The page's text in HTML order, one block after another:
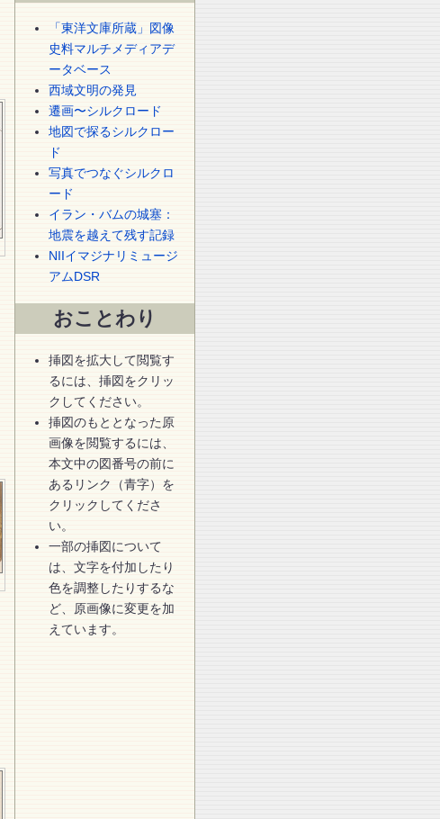
「東洋文庫所蔵」図像
史料マルチメディアデ
ータベース
西域文明の発見
遷画〜シルクロード
地図で探るシルクロー
ド
写真でつなぐシルクロ
ード
イラン・バムの城塞：
地震を越えて残す記録
NIIイマジナリミュージ
アムDSR
おことわり
挿図を拡大して閲覧す
るには、挿図をクリッ
クしてください。
挿図のもととなった原
画像を閲覧するには、
本文中の図番号の前に
あるリンク（青字）を
クリックしてくださ
い。
一部の挿図について
は、文字を付加したり
色を調整したりするな
ど、原画像に変更を加
えています。